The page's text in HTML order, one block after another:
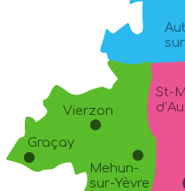
Mehun-
sur-Yèvre
Vierzon
Graçay
St-